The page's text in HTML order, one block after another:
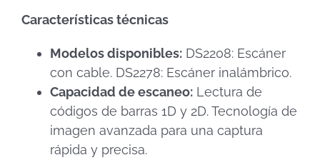
Características técnicas
Modelos disponibles: DS2208: Escáner
con cable.​ DS2278: Escáner inalámbrico.​
Capacidad de escaneo: Lectura de
códigos de barras 1D y 2D.​ Tecnología de
imagen avanzada para una captura
rápida y precisa.​